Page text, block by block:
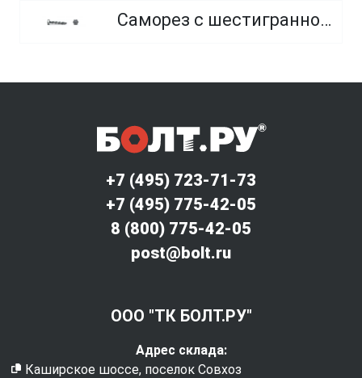
Саморез с шестигранной головкой и острым концом
+7 (495) 723-71-73
+7 (495) 775-42-05
8 (800) 775-42-05
post@bolt.ru
ООО "ТК БОЛТ.РУ"
Адрес склада:
Каширское шоссе, поселок Совхоз